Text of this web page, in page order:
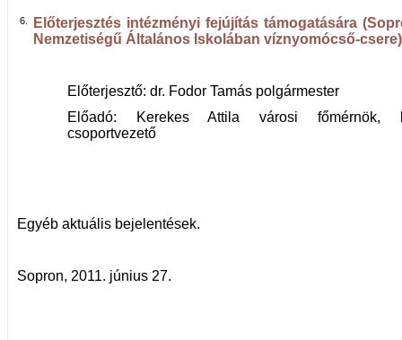
6.
Előterjesztés intézményi fejújítás támogatására
Nemzetiségű Általános Iskolában víznyomócső-csere)
Előterjesztő: dr. Fodor Tamás polgármester
Előadó: Kerekes Attila városi főmérnök,
csoportvezető
Egyéb aktuális bejelentések.
Sopron, 2011. június 27.